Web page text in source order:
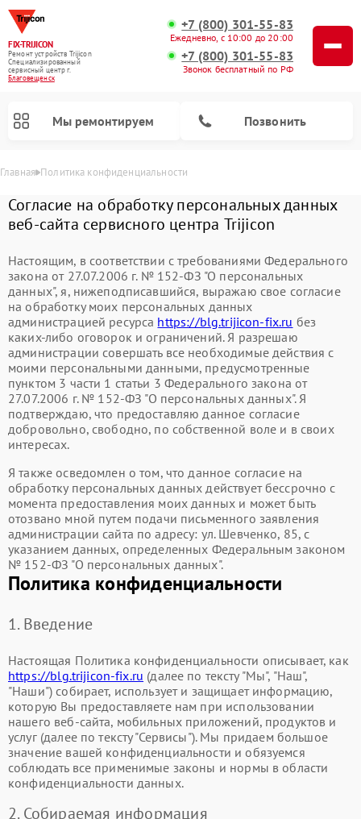
FIX-TRIJICON
Ремонт устройств Trijicon
Специализированный
cервисный центр г.
Благовещенск
+7 (800) 301-55-83
Ежедневно, с 10:00 до 20:00
+7 (800) 301-55-83
Звонок бесплатный по РФ
Мы ремонтируем Позвонить
Главная Политика конфиденциальности
Согласие на обработку персональных данных
веб-сайта сервисного центра Trijicon
Настоящим, в соответствии с требованиями Федерального
закона от 27.07.2006 г. № 152-ФЗ "О персональных
данных", я, нижеподписавшийся, выражаю свое согласие
на обработку моих персональных данных
администрацией ресурса https://blg.trijicon-fix.ru без
каких-либо оговорок и ограничений. Я разрешаю
администрации совершать все необходимые действия с
моими персональными данными, предусмотренные
пунктом 3 части 1 статьи 3 Федерального закона от
27.07.2006 г. № 152-ФЗ "О персональных данных". Я
подтверждаю, что предоставляю данное согласие
добровольно, свободно, по собственной воле и в своих
интересах.
Я также осведомлен о том, что данное согласие на
обработку персональных данных действует бессрочно с
момента предоставления моих данных и может быть
отозвано мной путем подачи письменного заявления
администрации сайта по адресу: ул. Шевченко, 85, с
указанием данных, определенных Федеральным законом
№ 152-ФЗ "О персональных данных".
Политика конфиденциальности
1. Введение
Настоящая Политика конфиденциальности описывает, как
https://blg.trijicon-fix.ru (далее по тексту "Мы", "Наш",
"Наши") собирает, использует и защищает информацию,
которую Вы предоставляете нам при использовании
нашего веб-сайта, мобильных приложений, продуктов и
услуг (далее по тексту "Сервисы"). Мы придаем большое
значение вашей конфиденциальности и обязуемся
соблюдать все применимые законы и нормы в области
конфиденциальности данных.
2. Собираемая информация